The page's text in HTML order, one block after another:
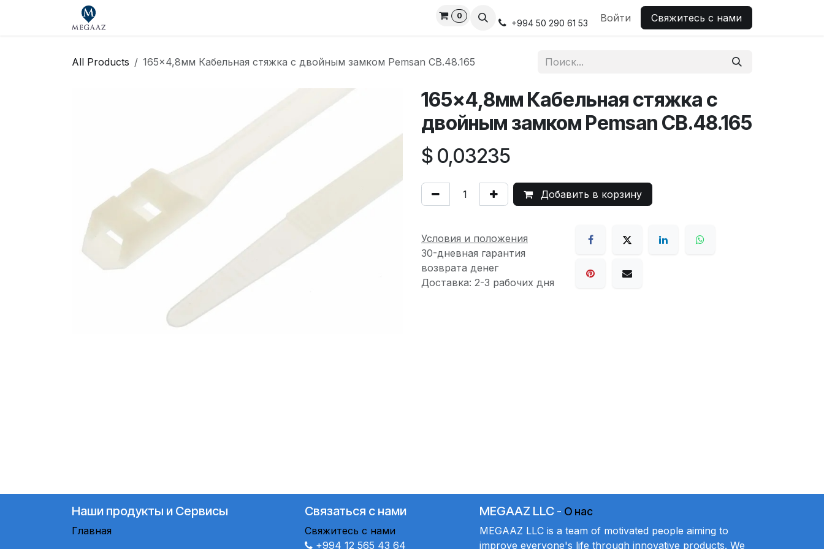
Свяжитесь с нами Онлайн поддержка
0
+994 50 290 61 53 Войти Свяжитесь с нами
All Products 165x4,8мм Кабельная стяжка с двойным замком Pemsan CB.48.165
165x4,8мм Кабельная стяжка с
двойным замком Pemsan CB.48.165
$ 0,03235
Добавить в корзину
Условия и положения
30-дневная гарантия
возврата денег
Доставка: 2-3 рабочих дня
Наши продукты и Сервисы
Главная
Связаться с нами
Свяжитесь с нами
+994 12 565 43 64
MEGAAZ LLC - О нас
MEGAAZ LLC is a team of motivated people aiming to
improve everyone's life through innovative products. We